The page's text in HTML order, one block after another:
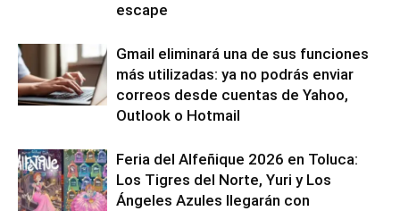
escape
Gmail eliminará una de sus funciones
más utilizadas: ya no podrás enviar
correos desde cuentas de Yahoo,
Outlook o Hotmail
Feria del Alfeñique 2026 en Toluca:
Los Tigres del Norte, Yuri y Los
Ángeles Azules llegarán con